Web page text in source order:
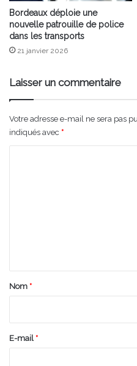
Bordeaux déploie une
nouvelle patrouille de police
dans les transports
21 janvier 2026
Laisser un commentaire
Votre adresse e-mail ne sera pas
indiqués avec *
a
e
Nom *
E-mail *